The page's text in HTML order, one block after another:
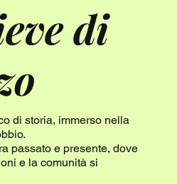
di
di storia, immerso nella
passato e presente, dove
e la comunità si